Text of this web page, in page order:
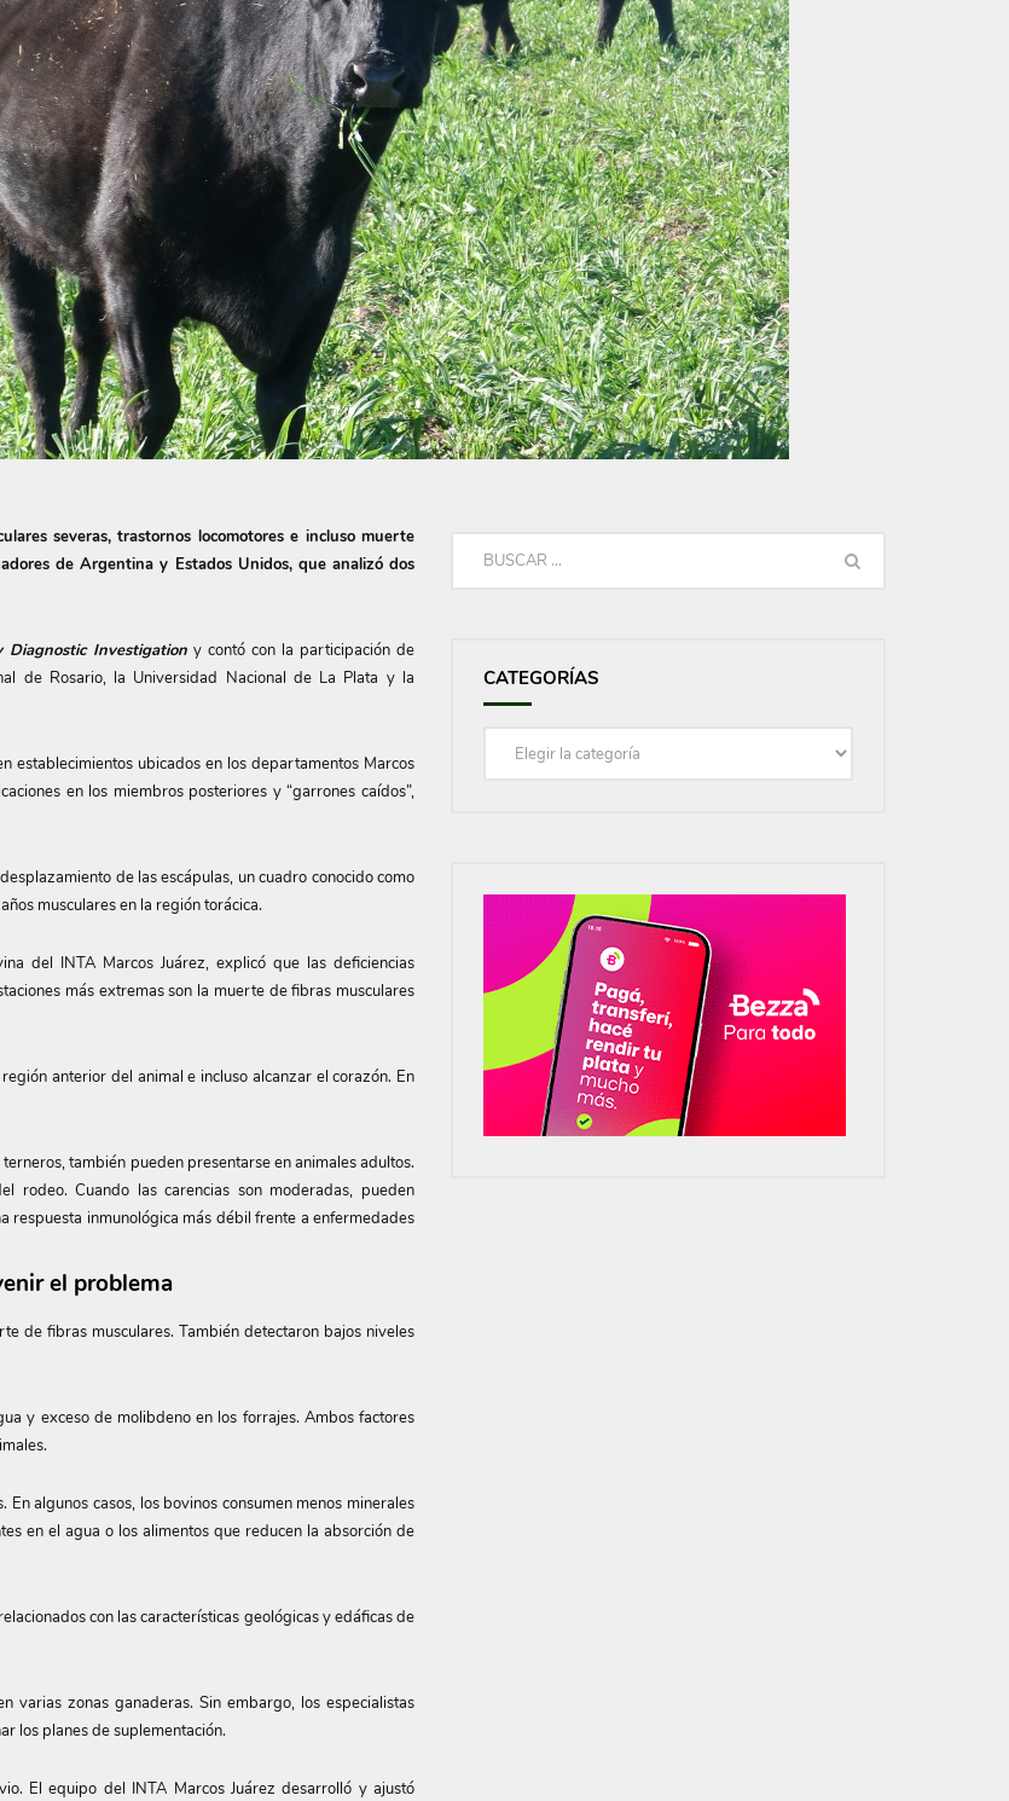
severas, trastornos locomotores e incluso muerte
de Argentina y Estados Unidos, que analizó dos
Diagnostic Investigation y contó con la participación de
de Rosario, la Universidad Nacional de La Plata y la
ubicados en los departamentos Marcos
en los miembros posteriores y “garrones caídos”,
de las escápulas, un cuadro conocido como
musculares en la región torácica.
del INTA Marcos Juárez, explicó que las deficiencias
más extremas son la muerte de fibras musculares
anterior del animal e incluso alcanzar el corazón. En
también pueden presentarse en animales adultos.
rodeo. Cuando las carencias son moderadas, pueden
respuesta inmunológica más débil frente a enfermedades
el problema
de fibras musculares. También detectaron bajos niveles
y exceso de molibdeno en los forrajes. Ambos factores
algunos casos, los bovinos consumen menos minerales
en el agua o los alimentos que reducen la absorción de
con las características geológicas y edáficas de
varias zonas ganaderas. Sin embargo, los especialistas
los planes de suplementación.
El equipo del INTA Marcos Juárez desarrolló y ajustó
CATEGORÍAS
Categorías